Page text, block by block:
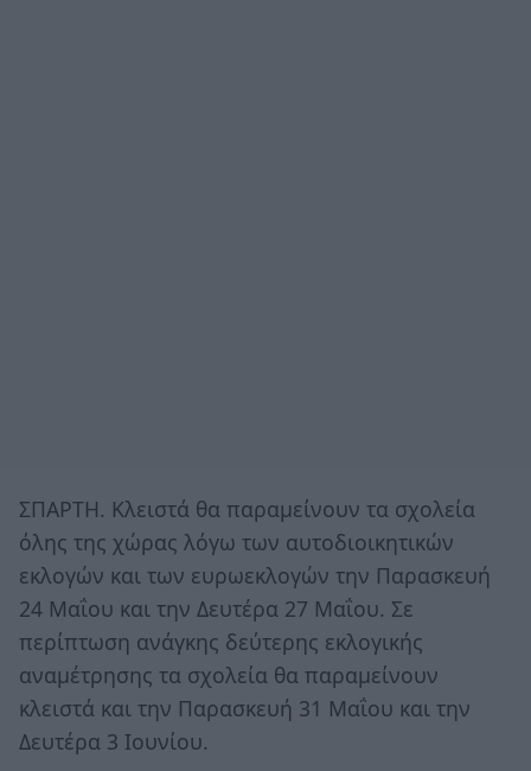
ΣΠΑΡΤΗ. Κλειστά θα παραμείνουν τα σχολεία
όλης της χώρας λόγω των αυτοδιοικητικών
εκλογών και των ευρωεκλογών την Παρασκευή
24 Μαΐου και την Δευτέρα 27 Μαΐου. Σε
περίπτωση ανάγκης δεύτερης εκλογικής
αναμέτρησης τα σχολεία θα παραμείνουν
κλειστά και την Παρασκευή 31 Μαΐου και την
Δευτέρα 3 Ιουνίου.